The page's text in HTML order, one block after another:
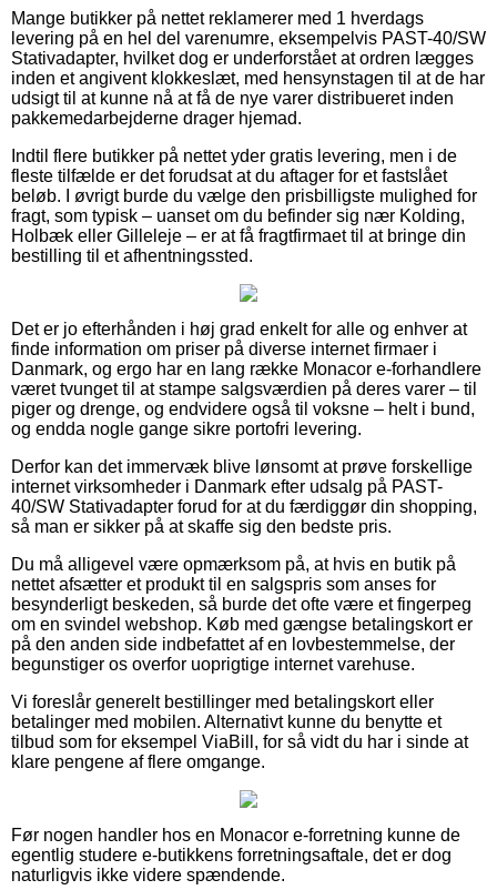
Mange butikker på nettet reklamerer med 1 hverdags
levering på en hel del varenumre, eksempelvis PAST-40/SW
Stativadapter, hvilket dog er underforstået at ordren lægges
inden et angivent klokkeslæt, med hensynstagen til at de har
udsigt til at kunne nå at få de nye varer distribueret inden
pakkemedarbejderne drager hjemad.
Indtil flere butikker på nettet yder gratis levering, men i de
fleste tilfælde er det forudsat at du aftager for et fastslået
beløb. I øvrigt burde du vælge den prisbilligste mulighed for
fragt, som typisk – uanset om du befinder sig nær Kolding,
Holbæk eller Gilleleje – er at få fragtfirmaet til at bringe din
bestilling til et afhentningssted.
Det er jo efterhånden i høj grad enkelt for alle og enhver at
finde information om priser på diverse internet firmaer i
Danmark, og ergo har en lang række Monacor e-forhandlere
været tvunget til at stampe salgsværdien på deres varer – til
piger og drenge, og endvidere også til voksne – helt i bund,
og endda nogle gange sikre portofri levering.
Derfor kan det immervæk blive lønsomt at prøve forskellige
internet virksomheder i Danmark efter udsalg på PAST-
40/SW Stativadapter forud for at du færdiggør din shopping,
så man er sikker på at skaffe sig den bedste pris.
Du må alligevel være opmærksom på, at hvis en butik på
nettet afsætter et produkt til en salgspris som anses for
besynderligt beskeden, så burde det ofte være et fingerpeg
om en svindel webshop. Køb med gængse betalingskort er
på den anden side indbefattet af en lovbestemmelse, der
begunstiger os overfor uoprigtige internet varehuse.
Vi foreslår generelt bestillinger med betalingskort eller
betalinger med mobilen. Alternativt kunne du benytte et
tilbud som for eksempel ViaBill, for så vidt du har i sinde at
klare pengene af flere omgange.
Før nogen handler hos en Monacor e-forretning kunne de
egentlig studere e-butikkens forretningsaftale, det er dog
naturligvis ikke videre spændende.